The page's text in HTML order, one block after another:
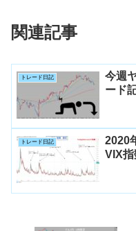
関連記事
トレード日記
今週
ード
トレード日記
2020
VIX指